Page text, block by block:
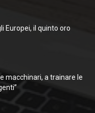
Europei, il quinto oro
macchinari, a trainare le